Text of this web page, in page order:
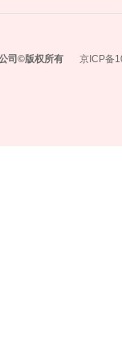
司©️版权所有 京ICP备